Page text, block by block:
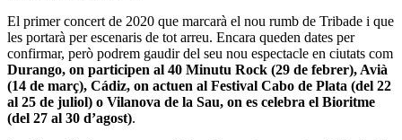
El primer concert de 2020 que marcarà el nou rumb de Tribade i que
les portarà per escenaris de tot arreu. Encara queden dates per
confirmar, però podrem gaudir del seu nou espectacle en ciutats com
Durango, on participen al 40 Minutu Rock (29 de febrer), Avià
(14 de març), Cádiz, on actuen al Festival Cabo de Plata (del 22
al 25 de juliol) o Vilanova de la Sau, on es celebra el Bioritme
(del 27 al 30 d’agost).